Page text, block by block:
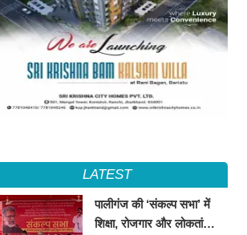
LATEST
पालीगंज की ‘संकल्प सभा’ में
शिक्षा, रोजगार और लोकतांत्रिक